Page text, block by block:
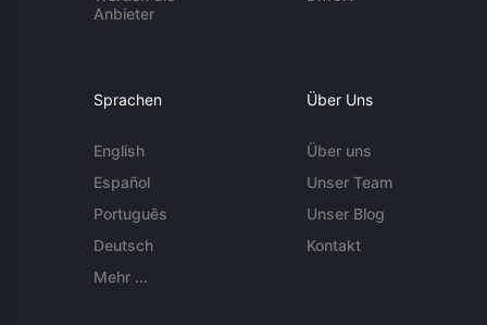
Anbieter
Sprachen
English
Español
Português
Deutsch
Mehr ...
Über Uns
Über uns
Unser Team
Unser Blog
Kontakt